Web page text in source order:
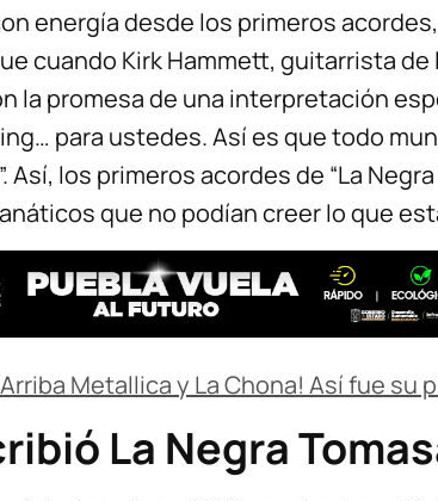
energía desde los primeros
cuando Kirk Hammett, guitarrista de
la promesa de una interpretación
para ustedes. Así es que todo
Así, los primeros acordes de “La
que no podían creer lo que
Metallica y La Chona! Así fue su
La Negra